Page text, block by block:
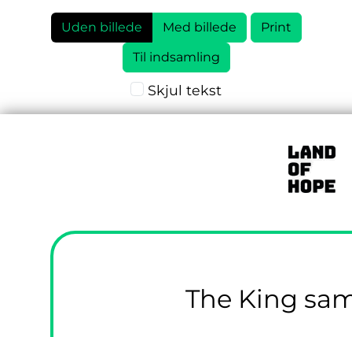
Uden billede
Med billede
Til indsamling
Skjul tekst
The King